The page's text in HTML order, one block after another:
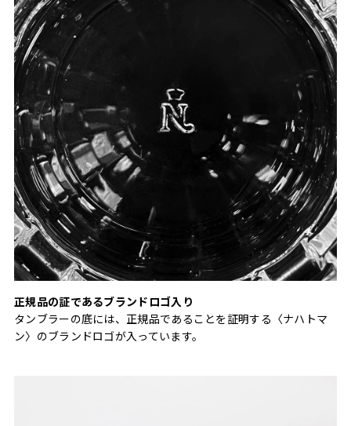
正規品の証であるブランドロゴ入り
タンブラーの底には、正規品であることを証明する〈ナハトマ
ン〉のブランドロゴが入っています。